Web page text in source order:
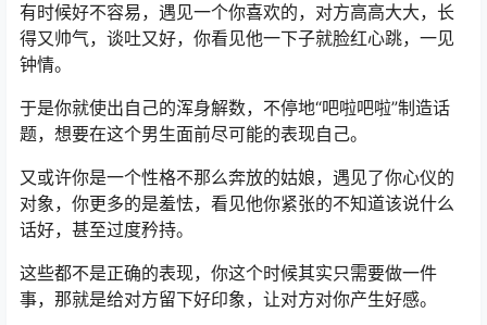
有时候好不容易，遇见一个你喜欢的，对方高高大大，长
得又帅气，谈吐又好，你看见他一下子就脸红心跳，一见
钟情。
于是你就使出自己的浑身解数，不停地“吧啦吧啦”制造话
题，想要在这个男生面前尽可能的表现自己。
又或许你是一个性格不那么奔放的姑娘，遇见了你心仪的
对象，你更多的是羞怯，看见他你紧张的不知道该说什么
话好，甚至过度矜持。
这些都不是正确的表现，你这个时候其实只需要做一件
事，那就是给对方留下好印象，让对方对你产生好感。